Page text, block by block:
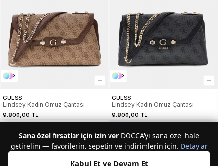
3
GUESS
Lindsey Kadın Omuz Çantası
9.800,00 TL
3
GUESS
Lindsey Kadın Omuz Çantası
9.800,00 TL
Sana özel fırsatlar için izin ver DOCCA'yı sana özel hale
getirelim — favorilerin, sepetin ve indirimlerin için. Detaylar
Kabul Et ve Devam Et